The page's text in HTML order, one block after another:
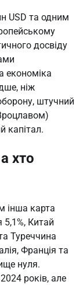
USD та одним
досвіду
економіка
ніж
штучний
капітал.
хто
інша карта
5,1%, Китай
Туреччина
Франція та
нуля.
років, але